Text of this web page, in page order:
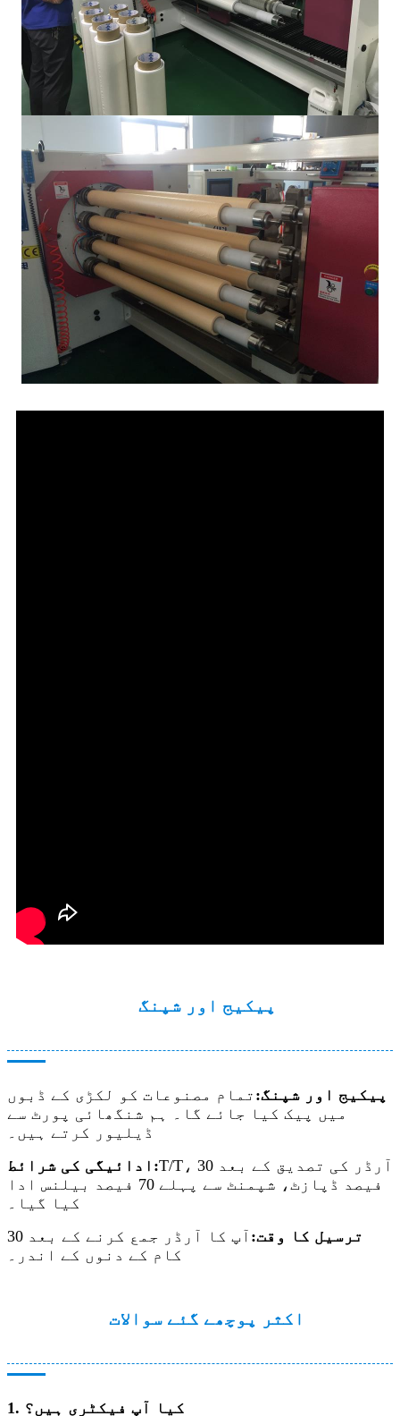
پیکیج اور شپنگ
پیکیج اور شپنگ: تمام مصنوعات کو لکڑی کے ڈبوں
میں پیک کیا جائے گا۔ ہم شنگھائی پورٹ سے
ڈیلیور کرتے ہیں۔
ادائیگی کی شرائط:T/T، آرڈر کی تصدیق کے بعد 30
فیصد ڈپازٹ، شپمنٹ سے پہلے 70 فیصد بیلنس ادا
کیا گیا۔
ترسیل کا وقت:
آپ کا آرڈر جمع کرنے کے بعد 30
کام کے دنوں کے اندر۔
اکثر پوچھے گئے سوالات
1. کیا آپ فیکٹری ہیں؟